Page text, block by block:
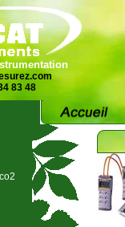
83 48